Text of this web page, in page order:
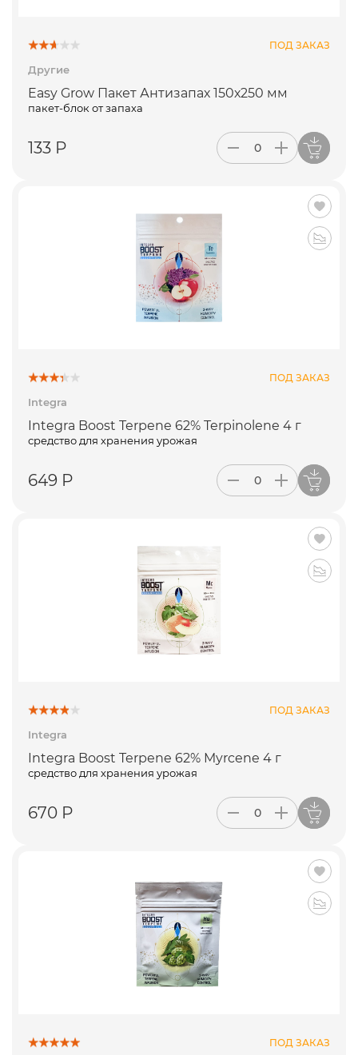
ПОД ЗАКАЗ
Другие
Easy Grow Пакет Антизапах 150х250 мм
пакет-блок от запаха
133 Р
ПОД ЗАКАЗ
Integra
Integra Boost Terpene 62% Terpinolene 4 г
средство для хранения урожая
649 Р
ПОД ЗАКАЗ
Integra
Integra Boost Terpene 62% Myrcene 4 г
средство для хранения урожая
670 Р
ПОД ЗАКАЗ